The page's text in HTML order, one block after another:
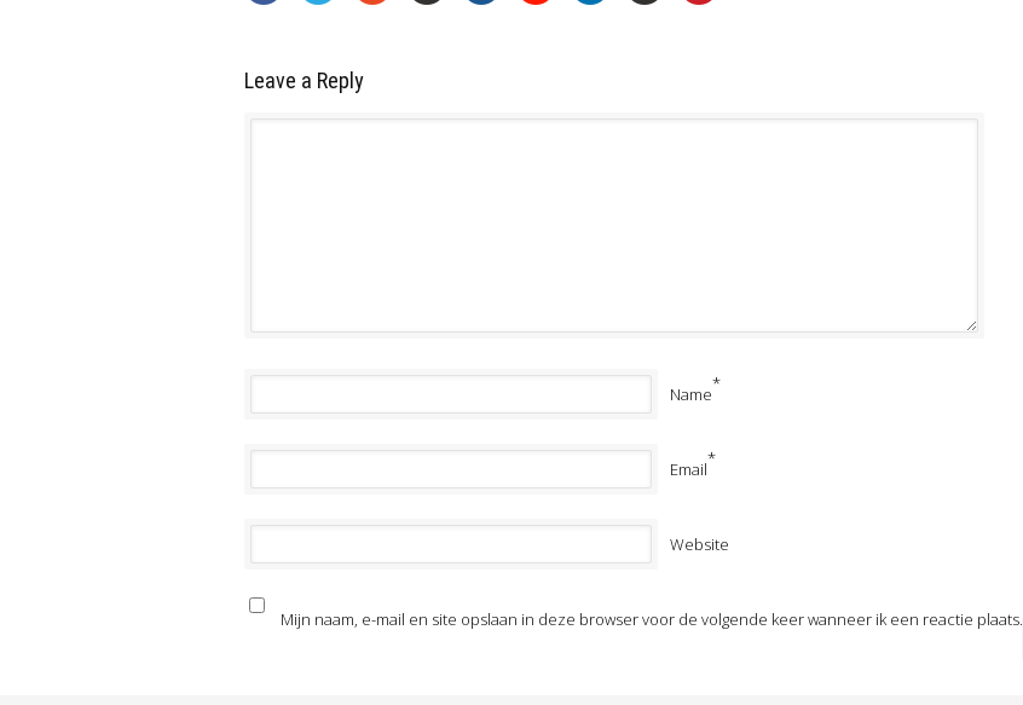
Leave a Reply
Name*
Email*
Website
Mijn naam, e-mail en site opslaan in deze browser voor de volgende keer wanneer ik een reactie plaats.